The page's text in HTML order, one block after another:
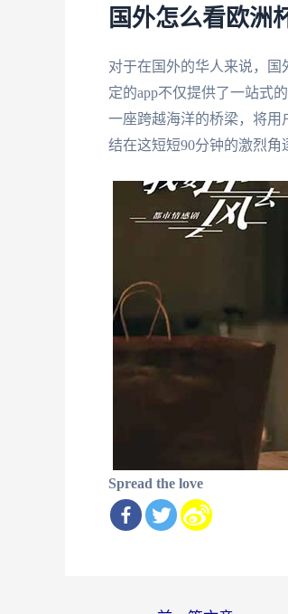
国外怎么看欧洲
对于在国外的华人来说，
定的app不仅提供了一站式
一座跨越海洋的桥梁，将
结在这短短90分钟的激烈角
Spread the love